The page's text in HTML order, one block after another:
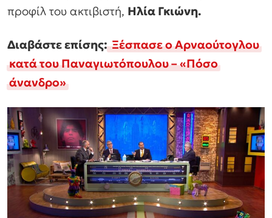
προφίλ του ακτιβιστή, Ηλία Γκιώνη.
Διαβάστε επίσης:Ξέσπασε ο Αρναούτογλου
κατά του Παναγιωτόπουλου – «Πόσο
άνανδρο»